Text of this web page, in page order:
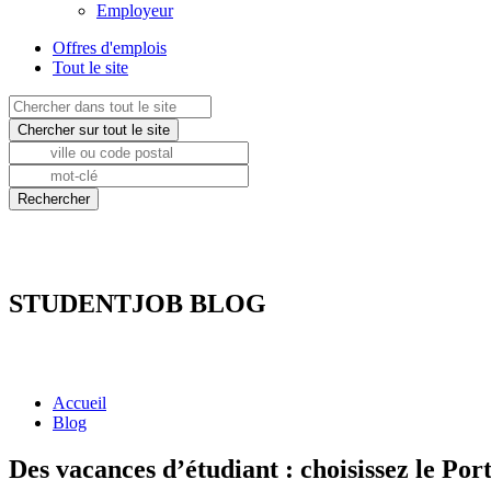
Employeur
Offres d'emplois
Tout le site
STUDENTJOB BLOG
Accueil
Blog
Des vacances d’étudiant : choisissez le